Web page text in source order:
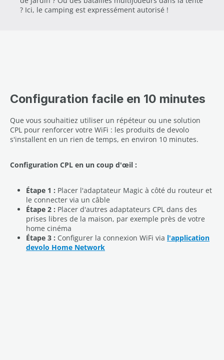
? Ici, le camping est expressément autorisé !
Configuration facile en 10 minutes
Que vous souhaitiez utiliser un répéteur ou une solution
CPL pour renforcer votre WiFi : les produits de devolo
s'installent en un rien de temps, en environ 10 minutes.
Configuration CPL en un coup d'œil :
Étape 1 : Placer l'adaptateur Magic à côté du routeur et
le connecter via un câble
Étape 2 : Placer d'autres adaptateurs CPL dans des
prises libres de la maison, par exemple près de votre
home cinéma
Étape 3 : Configurer la connexion WiFi via l'application
devolo Home Network